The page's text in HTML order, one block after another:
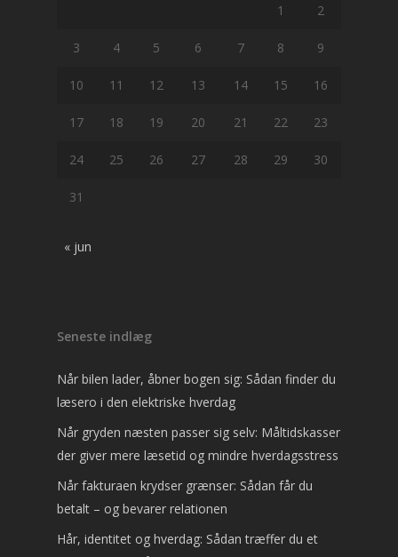
1 2
3 4 5 6 7 8 9
10 11 12 13 14 15 16
17 18 19 20 21 22 23
24 25 26 27 28 29 30
31
« jun
Seneste indlæg
Når bilen lader, åbner bogen sig: Sådan finder du
læsero i den elektriske hverdag
Når gryden næsten passer sig selv: Måltidskasser
der giver mere læsetid og mindre hverdagsstress
Når fakturaen krydser grænser: Sådan får du
betalt – og bevarer relationen
Hår, identitet og hverdag: Sådan træffer du et